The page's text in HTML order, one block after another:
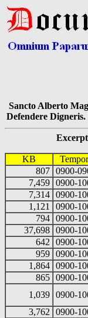
Sancto Alberto
Defendere Digneris.
Excerpta ex
KB
807 0900-
7,459 0900-
7,314 0900-
1,121
0900-
794 0900-
37,698 0900-
642
0900-
959 0900-
1,864 0900-
865 0900-
1,039 0900-
3,762
0900-